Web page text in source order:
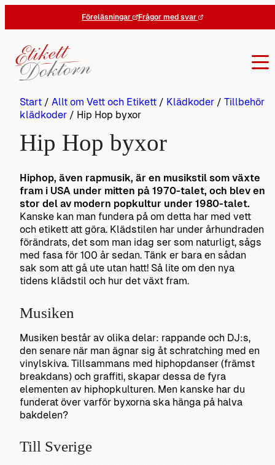
Föreläsningar Frågor med svar
Start / Allt om Vett och Etikett / Klädkoder / Tillbehör
klädkoder / Hip Hop byxor
Hip Hop byxor
Hiphop, även rapmusik, är en musikstil som växte
fram i USA under mitten på 1970-talet, och blev en
stor del av modern popkultur under 1980-talet.
Kanske kan man fundera på om detta har med vett
och etikett att göra. Klädstilen har under århundraden
förändrats, det som man idag ser som naturligt, sågs
med fasa för 100 år sedan. Tänk er bara en sådan
sak som att gå ute utan hatt! Så lite om den nya
tidens klädstil och hur det växt fram.
Musiken
Musiken består av olika delar: rappande och DJ:s,
den senare när man ägnar sig åt schratching med en
vinylskiva. Tillsammans med hiphopdanser (främst
breakdans) och graffiti, skapar dessa de fyra
elementen av hiphopkulturen. Men kanske har du
funderat över varför byxorna ska hänga på halva
bakdelen?
Till Sverige